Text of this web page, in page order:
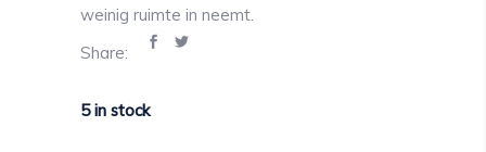
weinig ruimte in neemt.
Share:
5 in stock